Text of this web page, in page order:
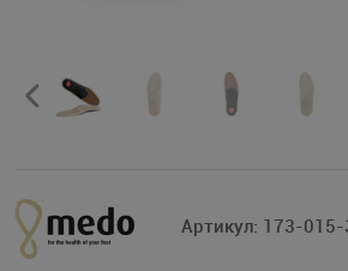
Артикул: 173-015-